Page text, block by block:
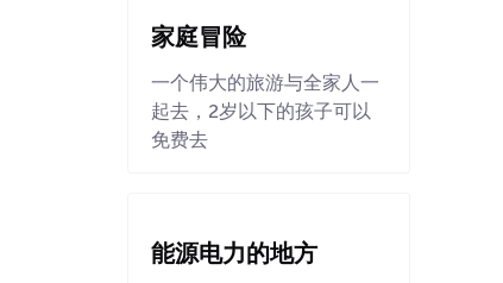
家庭冒险
一个伟大的旅游与全家人一
起去，2岁以下的孩子可以
免费去
能源电力的地方